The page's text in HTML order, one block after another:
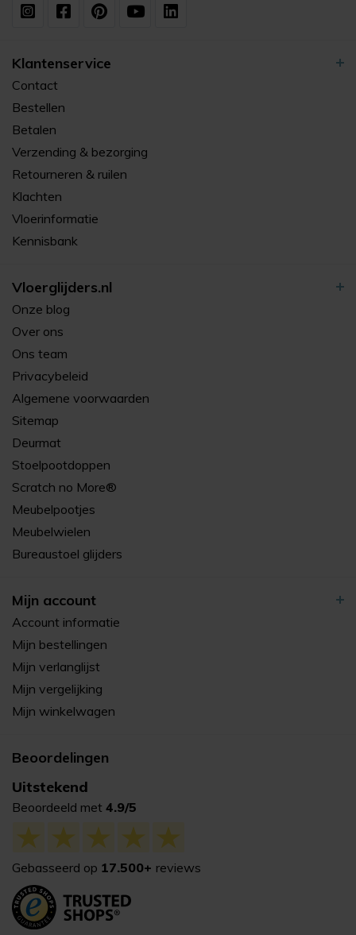
Klantenservice
Contact
Bestellen
Betalen
Verzending & bezorging
Retourneren & ruilen
Klachten
Vloerinformatie
Kennisbank
Vloerglijders.nl
Onze blog
Over ons
Ons team
Privacybeleid
Algemene voorwaarden
Sitemap
Deurmat
Stoelpootdoppen
Scratch no More®
Meubelpootjes
Meubelwielen
Bureaustoel glijders
Mijn account
Account informatie
Mijn bestellingen
Mijn verlanglijst
Mijn vergelijking
Mijn winkelwagen
Beoordelingen
Uitstekend
Beoordeeld met 4.9/5
Gebasseerd op 17.500+ reviews